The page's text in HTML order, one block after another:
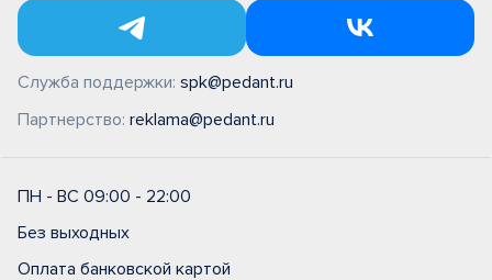
Служба поддержки: spk@pedant.ru
Партнерство: reklama@pedant.ru
ПН - ВС 09:00 - 22:00
Без выходных
Оплата банковской картой